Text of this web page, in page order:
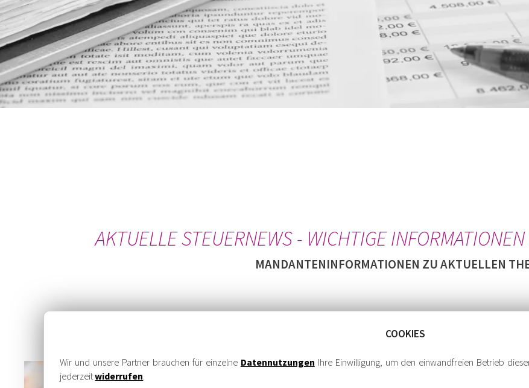
AKTUELLE STEUERNEWS - WICHTIGE
MANDANTENINFORMATIONEN ZU AKTUELLEN
COOKIES
Wir und unsere Partner brauchen für einzelne Datennutzungen Ihre Einwilligung, um den einwandfreien Betrieb
jederzeitwiderrufen.